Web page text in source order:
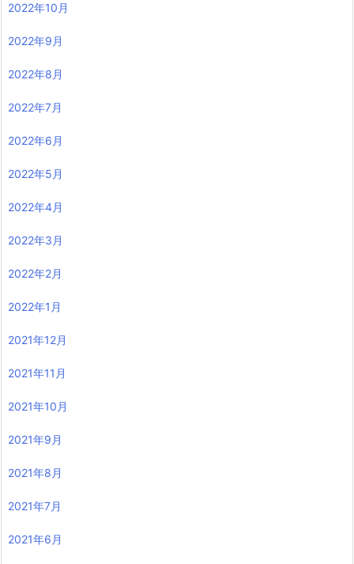
2022年10月
2022年9月
2022年8月
2022年7月
2022年6月
2022年5月
2022年4月
2022年3月
2022年2月
2022年1月
2021年12月
2021年11月
2021年10月
2021年9月
2021年8月
2021年7月
2021年6月